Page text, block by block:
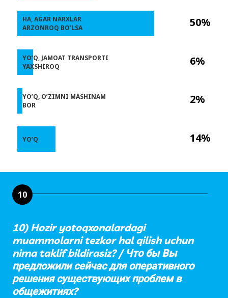
50%
6%
2%
14%
HA, AGAR NARXLAR
ARZONROQ BO’LSA
YO’Q, JAMOAT TRANSPORTI
YAXSHIROQ
YO’Q, O’ZIMNI MASHINAM
BOR
YO’Q
10
10) Hozir yotoqxonalardagi
muammolarni tezkor hal qilish uchun
nima taklif bildirasiz? / Что бы Вы
предложили сейчас для оперативного
решения существующих проблем в
общежитиях?